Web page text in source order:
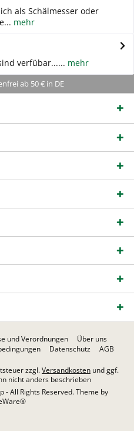
als Schälmesser oder
mehr
verfübar...... mehr
ab 50 € in DE
und Verordnungen
Über uns
Datenschutz AGB
zzgl.Versandkosten und ggf.
nicht anders beschrieben
All Rights Reserved. Theme by